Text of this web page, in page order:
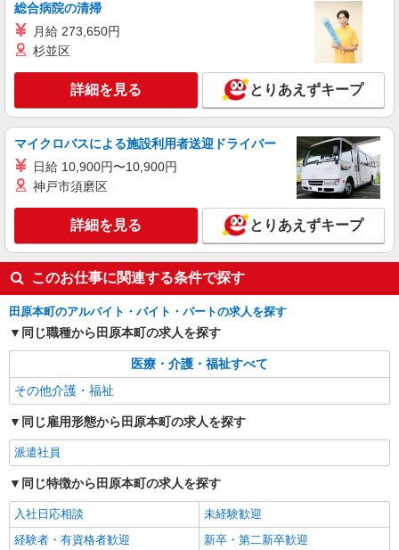
総合病院の清掃
月給 273,650円
杉並区
詳細を見る とりあえずキープ
マイクロバスによる施設利用者送迎ドライバー
日給 10,900円〜10,900円
神戸市須磨区
詳細を見る とりあえずキープ
このお仕事に関連する条件で探す
田原本町のアルバイト・バイト・パートの求人を探す
同じ職種から田原本町の求人を探す
医療・介護・福祉すべて
その他介護・福祉
同じ雇用形態から田原本町の求人を探す
派遣社員
同じ特徴から田原本町の求人を探す
入社日応相談
未経験歓迎
経験者・有資格者歓迎
新卒・第二新卒歓迎